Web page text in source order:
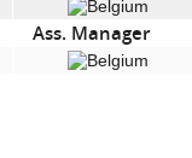
Ass. Manager